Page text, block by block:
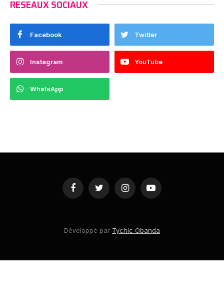
RESEAUX SOCIAUX
Facebook Twitter
Instagram YouTube
WhatsApp
FacebookTwitter InstagramYouTube
Développé par Tychic Obanda